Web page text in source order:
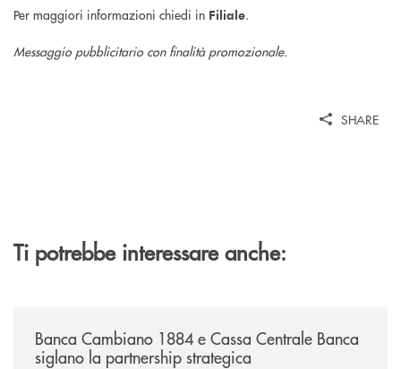
Per maggiori informazioni chiedi in Filiale.
Messaggio pubblicitario con finalità promozionale.
SHARE
Ti potrebbe interessare anche:
Banca Cambiano 1884 e Cassa Centrale Banca
siglano la partnership strategica